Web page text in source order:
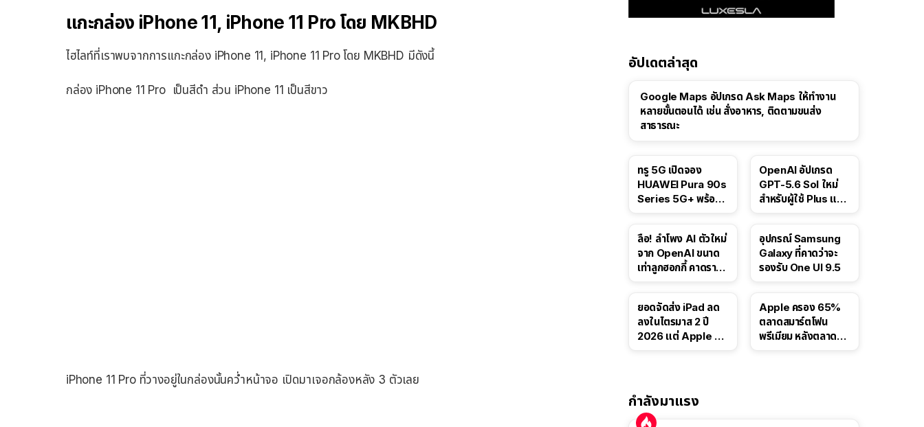
แกะกล่อง iPhone 11, iPhone 11 Pro โดย MKBHD
ไฮไลท์ที่เราพบจากการแกะกล่อง iPhone 11, iPhone 11 Pro โดย MKBHD มีดังนี้
กล่อง iPhone 11 Pro เป็นสีดำ ส่วน iPhone 11 เป็นสีขาว
iPhone 11 Pro ที่วางอยู่ในกล่องนั้นคว่ำหน้าจอ เปิดมาเจอกล้องหลัง 3 ตัวเลย
อัปเดตล่าสุด
Google Maps อัปเกรด Ask Maps ให้ทำงาน
หลายขั้นตอนได้ เช่น สั่งอาหาร, ติดตามขนส่ง
สาธารณะ
ทรู 5G เปิดจอง
HUAWEI Pura 90s
Series 5G+ พร้อม
OpenAI อัปเกรด
GPT-5.6 Sol ใหม่
สำหรับผู้ใช้ Plus และ
ลือ! ลำโพง AI ตัวใหม่
จาก OpenAI ขนาด
เท่าลูกฮอกกี้ คาดราคา
อุปกรณ์ Samsung
Galaxy ที่คาดว่าจะ
รองรับ One UI 9.5
ยอดจัดส่ง iPad ลด
ลงในไตรมาส 2 ปี
2026 แต่ Apple ยัง
Apple ครอง 65%
ตลาดสมาร์ตโฟน
พรีเมียม หลังตลาดทำ
กำลังมาแรง